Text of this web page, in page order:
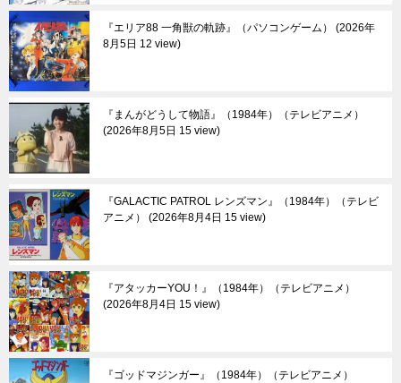
『エリア88 一角獣の軌跡』（パソコンゲーム）
2026年
8月5日 12 view
『まんがどうして物語』（1984年）（テレビアニメ）
2026年8月5日 15 view
『GALACTIC PATROL レンズマン』（1984年）（テレビ
アニメ）
2026年8月4日 15 view
『アタッカーYOU！』（1984年）（テレビアニメ）
2026年8月4日 15 view
『ゴッドマジンガー』（1984年）（テレビアニメ）